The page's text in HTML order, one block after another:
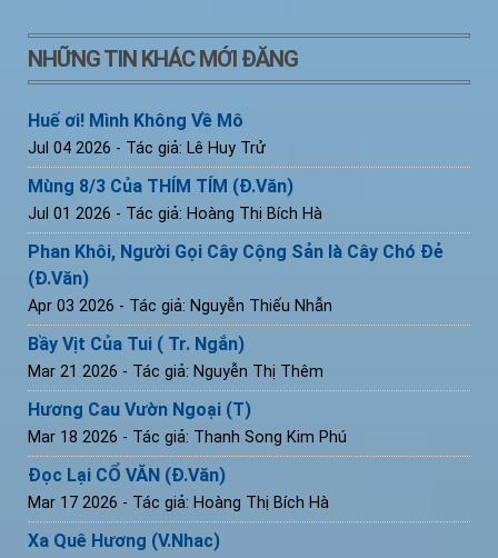
NHỮNG TIN KHÁC MỚI ĐĂNG
Huế ơi! Mình Không Về Mô
Jul 04 2026 - Tác giả: Lê Huy Trử
Mùng 8/3 Của THÍM TÍM (Đ.Văn)
Jul 01 2026 - Tác giả: Hoàng Thị Bích Hà
Phan Khôi, Người Gọi Cây Cộng Sản là Cây Chó Đẻ
(Đ.Văn)
Apr 03 2026 - Tác giả: Nguyễn Thiếu Nhẫn
Bầy Vịt Của Tui ( Tr. Ngắn)
Mar 21 2026 - Tác giả: Nguyễn Thị Thêm
Hương Cau Vườn Ngoại (T)
Mar 18 2026 - Tác giả: Thanh Song Kim Phú
Đọc Lại CỔ VĂN (Đ.Văn)
Mar 17 2026 - Tác giả: Hoàng Thị Bích Hà
Xa Quê Hương (V.Nhac)